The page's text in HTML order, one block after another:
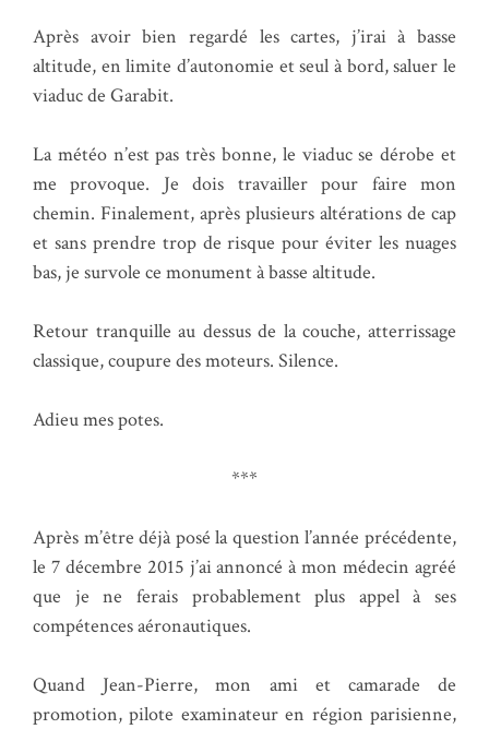
Après avoir bien regardé les cartes, j’irai à basse
altitude, en limite d’autonomie et seul à bord, saluer le
viaduc de Garabit.
La météo n’est pas très bonne, le viaduc se dérobe et
me provoque. Je dois travailler pour faire mon
chemin. Finalement, après plusieurs altérations de cap
et sans prendre trop de risque pour éviter les nuages
bas, je survole ce monument à basse altitude.
Retour tranquille au dessus de la couche, atterrissage
classique, coupure des moteurs. Silence.
Adieu mes potes.
***
Après m’être déjà posé la question l’année précédente,
le 7 décembre 2015 j’ai annoncé à mon médecin agréé
que je ne ferais probablement plus appel à ses
compétences aéronautiques.
Quand Jean-Pierre, mon ami et camarade de
promotion, pilote examinateur en région parisienne,